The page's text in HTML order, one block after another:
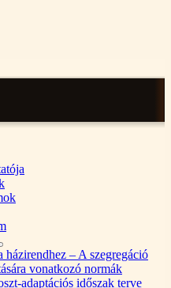
házirendhez – A szegregáció
vonatkozó normák
adaptációs időszak terve